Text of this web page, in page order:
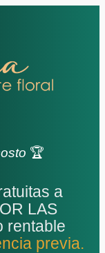
🏆
a
LAS
rentable
previa.